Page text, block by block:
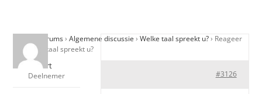
Hulp
Nieuws
Forums› Algemene discussie › Welke taal spreekt u?› Reageer
op: Welke taal spreekt u?
Ellert
Deelnemer #3126